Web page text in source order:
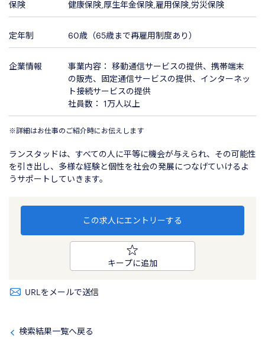
保険 健康保険,厚生年金保険,雇用保険,労災保険
定年制 60歳（65歳まで再雇用制度あり）
企業情報
事業内容： 移動通信サービスの提供、携帯端末
の販売、固定通信サービスの提供、インターネッ
ト接続サービスの提供
社員数： 1万人以上
※詳細はお仕事のご紹介時にお伝えします
ランスタッドは、すべての⼈に平等に機会が与えられ、その可能性
を引き出し、多様な経験と個性を社会の発展につなげていけるよ
うサポートしていきます。
この求人にエントリーする
キープに追加
URLをメールで送信
検索結果一覧へ戻る